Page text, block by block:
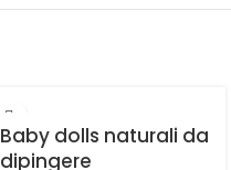
Baby dolls naturali da
dipingere